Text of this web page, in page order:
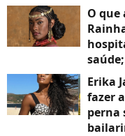
O que
Erika
fazer
perna